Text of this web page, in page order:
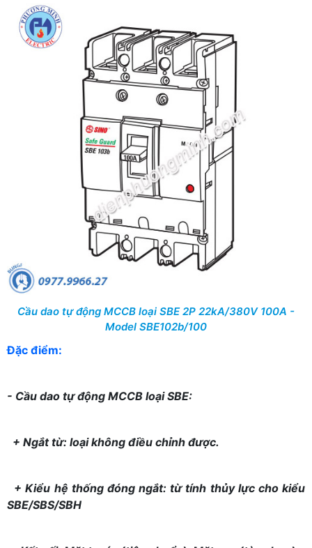
Cầu dao tự động MCCB loại SBE 2P 22kA/380V 100A -
Model SBE102b/100
Đặc điểm:
- Cầu dao tự động MCCB loại SBE:
+ Ngắt từ: loại không điều chỉnh được.
+ Kiểu hệ thống đóng ngắt: từ tính thủy lực cho kiểu
SBE/SBS/SBH